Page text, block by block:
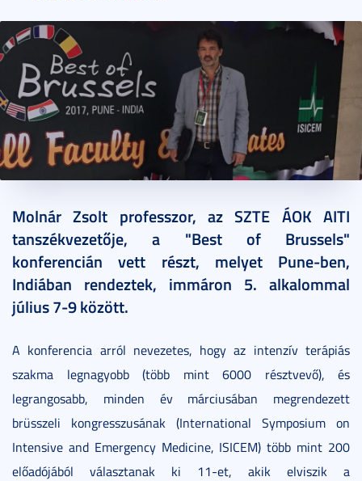
Molnár Zsolt professzor, az SZTE ÁOK AITI
tanszékvezetője, a "Best of Brussels"
konferencián vett részt, melyet Pune-ben,
Indiában rendeztek, immáron 5. alkalommal
július 7-9 között.
A konferencia arról nevezetes, hogy az intenzív terápiás
szakma legnagyobb (több mint 6000 résztvevő), és
legrangosabb, minden év márciusában megrendezett
brüsszeli kongresszusának (International Symposium on
Intensive and Emergency Medicine, ISICEM) több mint 200
előadójából választanak ki 11-et, akik elviszik a